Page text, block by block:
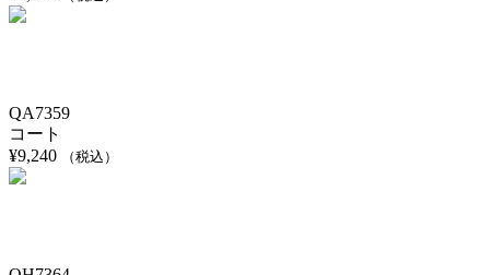
QA7359
コート
¥9,240 （税込）